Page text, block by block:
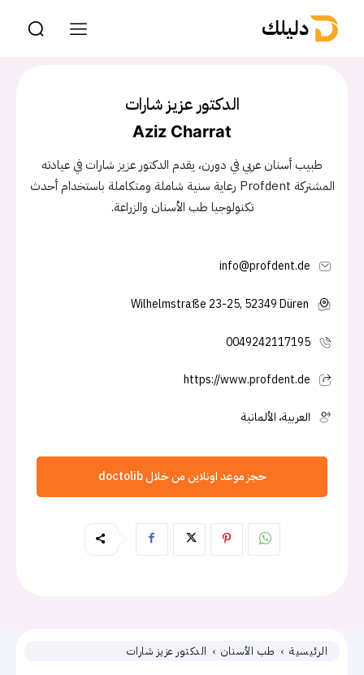
دليلك
الرئيسية طب الأسنان الدكتور عزيز شارات
الدكتور عزيز شارات
Aziz Charrat
طبيب أسنان عربي في دورن، يقدم الدكتور عزيز شارات في عيادته
المشتركة Profdent رعاية سنية شاملة ومتكاملة باستخدام أحدث
تكنولوجيا طب الأسنان والزراعة.
info@profdent.de
Wilhelmstraße 23-25, 52349 Düren
0049242117195
https://www.profdent.de
العربية، الألمانية
حجز موعد اونلاين من خلال doctolib